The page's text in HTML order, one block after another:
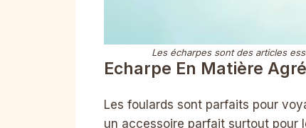
Les écharpes sont des articles
Echarpe En Matière
Les foulards sont parfaits pour
un accessoire parfait surtout pour